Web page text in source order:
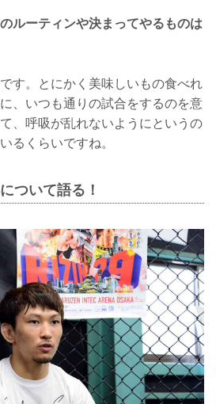
ルーティンや決まってやるものは
す。とにかく美味しいもの食べれ
、いつも通りの試合をするのを意
、呼吸が乱れないようにというの
るくらいですね。
ついて語る！